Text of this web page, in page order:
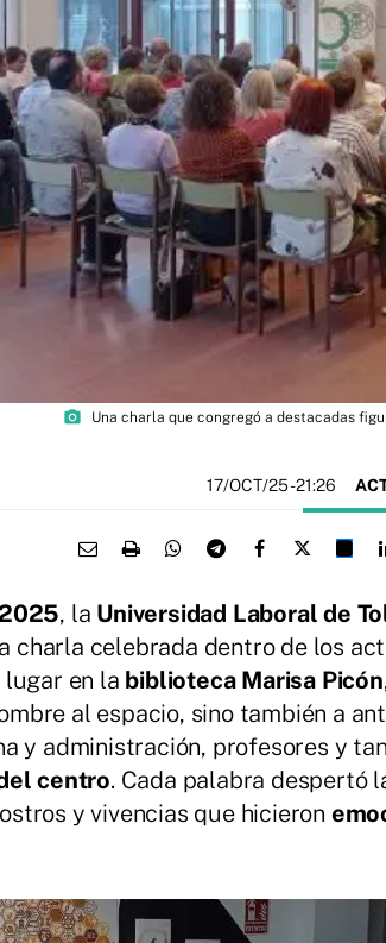
photo_camera Una charla que congregó a destacadas
17/OCT/25- 21:26
, la Universidad Laboral de
charla celebrada dentro de los
lugar en la biblioteca Marisa Picón
al espacio, sino también a
y administración, profesores y
centro. Cada palabra despertó
y vivencias que hicieron